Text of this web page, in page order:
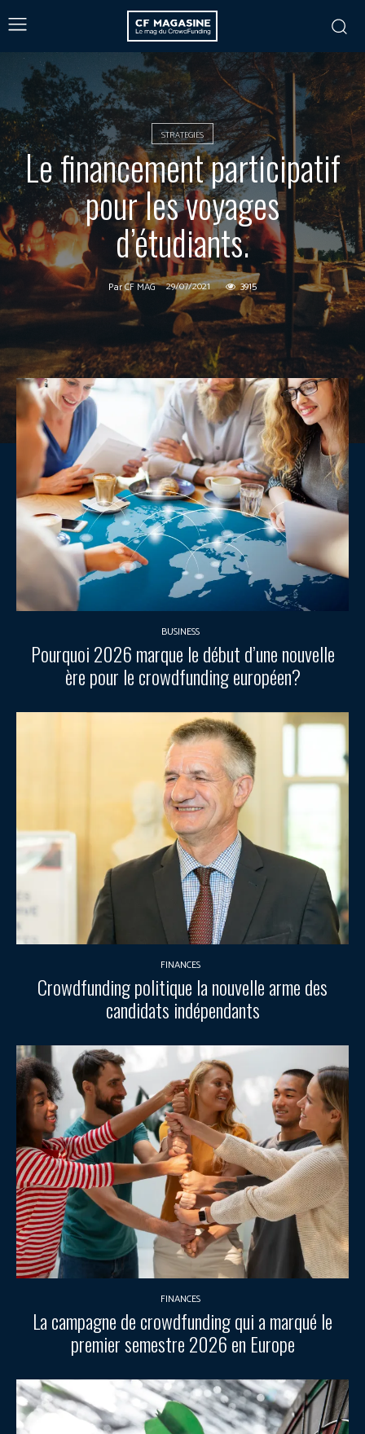
STRATEGIES
Le financement participatif
pour les voyages
d’étudiants.
ParCF MAG 29/07/2021 3915
BUSINESS
Pourquoi 2026 marque le début d’une nouvelle
ère pour le crowdfunding européen?
FINANCES
Crowdfunding politique la nouvelle arme des
candidats indépendants
FINANCES
La campagne de crowdfunding qui a marqué le
premier semestre 2026 en Europe